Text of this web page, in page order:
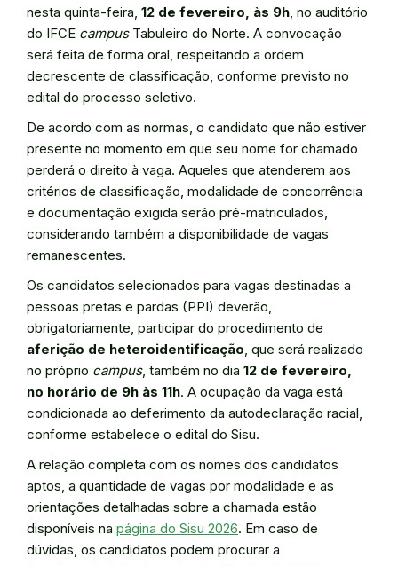
nesta quinta-feira, 12 de fevereiro, às 9h, no auditório
do IFCE campusTabuleiro do Norte. A convocação
será feita de forma oral, respeitando a ordem
decrescente de classificação, conforme previsto no
edital do processo seletivo.
De acordo com as normas, o candidato que não estiver
presente no momento em que seu nome for chamado
perderá o direito à vaga. Aqueles que atenderem aos
critérios de classificação, modalidade de concorrência
e documentação exigida serão pré-matriculados,
considerando também a disponibilidade de vagas
remanescentes.
Os candidatos selecionados para vagas destinadas a
pessoas pretas e pardas (PPI) deverão,
obrigatoriamente, participar do procedimento de
aferição de heteroidentificação, que será realizado
no próprio campus, também no dia 12 de fevereiro,
no horário de 9h às 11h. A ocupação da vaga está
condicionada ao deferimento da autodeclaração racial,
conforme estabelece o edital do Sisu.
A relação completa com os nomes dos candidatos
aptos, a quantidade de vagas por modalidade e as
orientações detalhadas sobre a chamada estão
disponíveis na página do Sisu 2026. Em caso de
dúvidas, os candidatos podem procurar a